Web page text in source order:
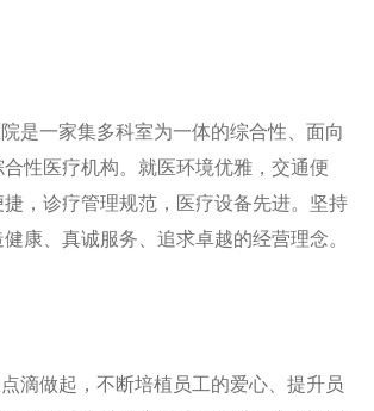
是一家集多科室为一体的综合性、面向
性医疗机构。就医环境优雅，交通便
，诊疗管理规范，医疗设备先进。坚持
康、真诚服务、追求卓越的经营理念。
滴做起，不断培植员工的爱心、提升员